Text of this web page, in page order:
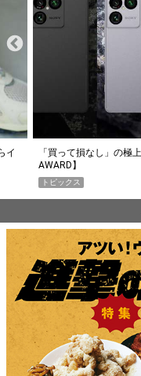
イ
「買って損なし」の極
AWARD】
トピックス